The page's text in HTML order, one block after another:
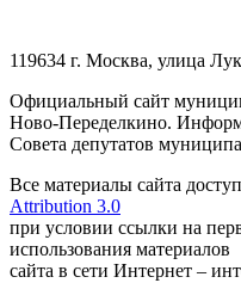
119634 г. Москва, улица
Официальный сайт
Ново-Переделкино.
Совета депутатов
Все материалы сайта
Attribution 3.0
при условии ссылки на
использования материалов
сайта в сети Интернет –